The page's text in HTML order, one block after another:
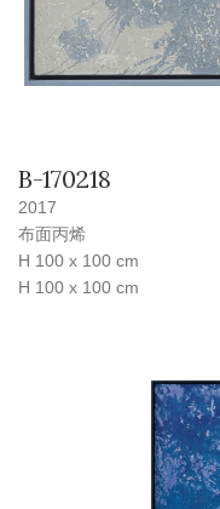
B-170218
2017
布面丙烯
H 100 x 100 cm
H 100 x 100 cm